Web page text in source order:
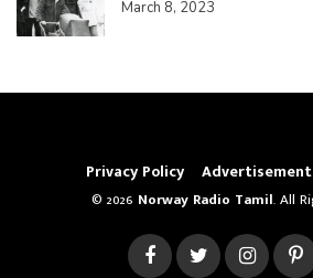
March 8, 2023
Privacy Policy Advertisement
© 2026 Norway Radio Tamil. All